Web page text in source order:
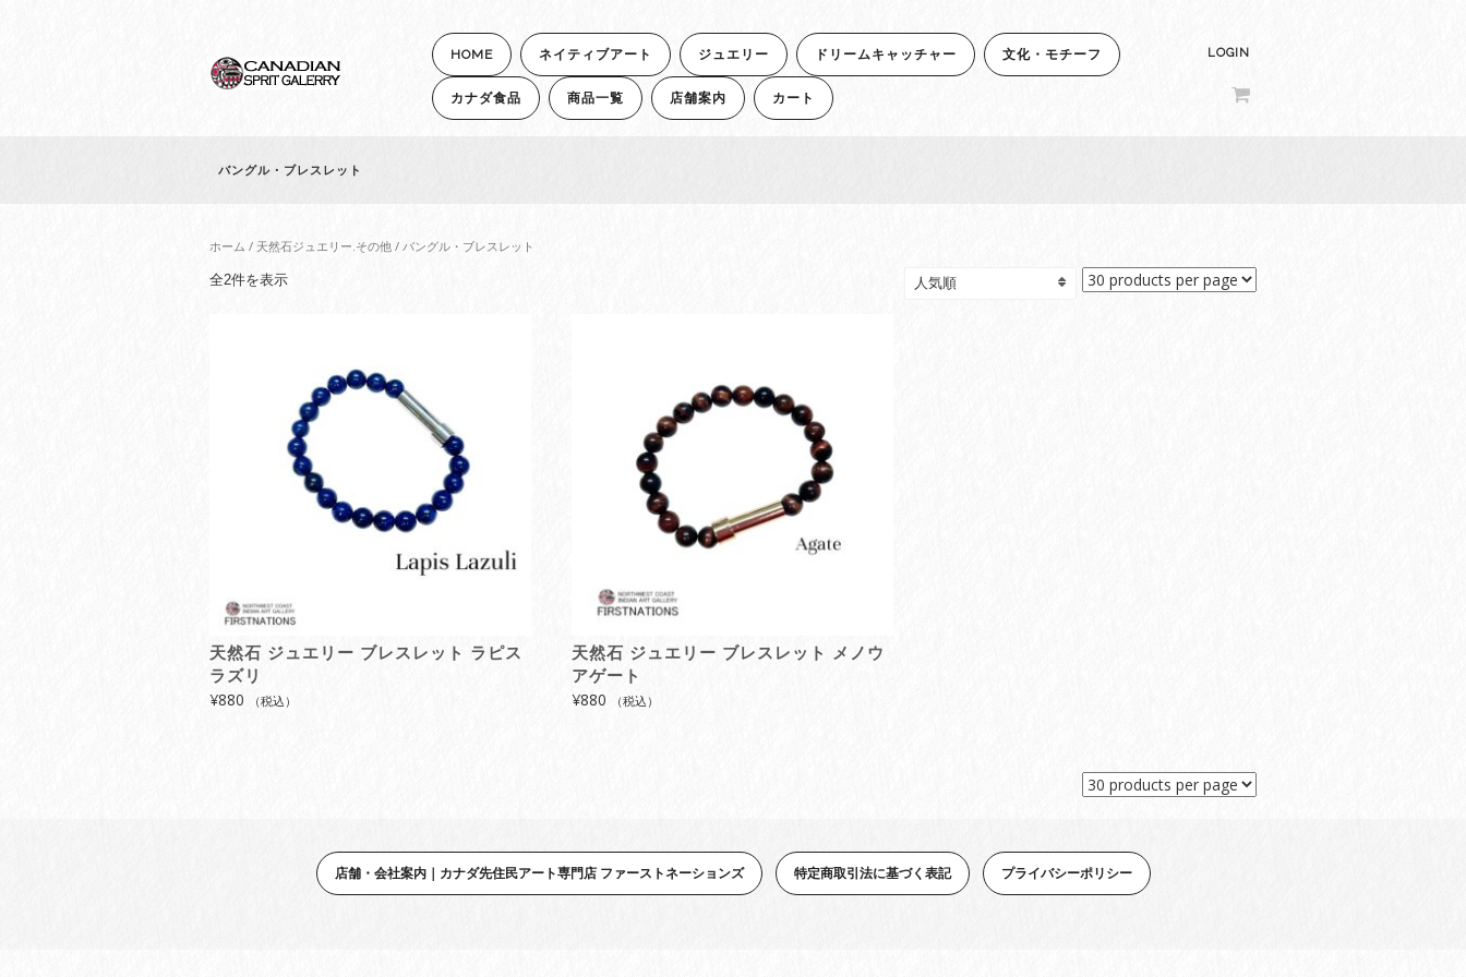
HOME ネイティブアート ジュエリー ドリームキャッチャー 文化・モチーフ
カナダ食品 商品一覧 店舗案内 カート
LOGIN
バングル・ブレスレット
ホーム / 天然石ジュエリー.その他 / バングル・ブレスレット
全2件を表示人
天然石 ジュエリー ブレスレット ラピス
ラズリ
¥880 （税込）
天然石 ジュエリー ブレスレット メノウ
アゲート
¥880 （税込）
店舗・会社案内｜カナダ先住民アート専門店 ファーストネーションズ 特定商取引法に基づく表記 プライバシーポリシー